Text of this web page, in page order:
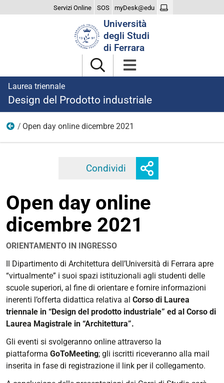
Servizi Online SOS myDesk@edu
Università
degli Studi
di Ferrara
Laurea triennale
Design del Prodotto industriale
2021
Open day online dicembre 2021
Condividi Facebook
Open day online
dicembre 2021
ORIENTAMENTO IN INGRESSO
https://corsi.unife.it/it/design/eventi/2021/open-
day-
online-
dicembre-
2021
Open
day
online
dicembre
Il Dipartimento di Architettura dell’Università di Ferrara apre
“virtualmente” i suoi spazi istituzionali agli studenti delle
scuole superiori, al fine di orientare e fornire informazioni
inerenti l’offerta didattica relativa al Corso di Laurea
triennale in “Design del prodotto industriale” ed al Corso di
Laurea Magistrale in “Architettura”.
Gli eventi si svolgeranno online attraverso la
piattaforma GoToMeeting; gli iscritti riceveranno alla mail
inserita in fase di registrazione il link per il collegamento.